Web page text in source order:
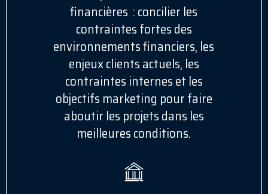
financières : concilier les
contraintes fortes des
environnements financiers, les
enjeux clients actuels, les
contraintes internes et les
objectifs marketing pour faire
aboutir les projets dans les
meilleures conditions.